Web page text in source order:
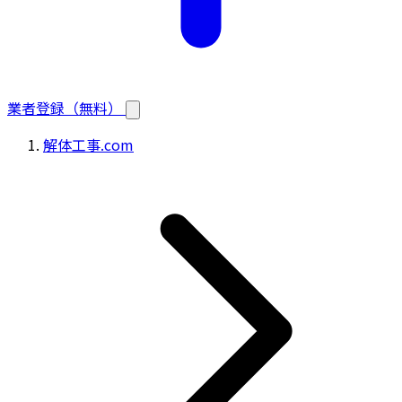
業者登録（無料）
解体工事.com